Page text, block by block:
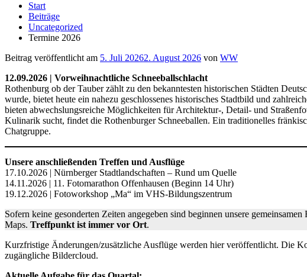
Start
Beiträge
Uncategorized
Termine 2026
Beitrag veröffentlicht am 5. Juli 20262. August 2026 von WW
12.09.2026 | Vorweihnachtliche Schneeballschlacht
Rothenburg ob der Tauber zählt zu den bekanntesten historischen Städten
wurde, bietet heute ein nahezu geschlossenes historisches Stadtbild und
bieten abwechslungsreiche Möglichkeiten für Architektur-, Detail- und
Kulinarik sucht, findet die Rothenburger Schneeballen. Ein traditionelles
Chatgruppe.
Unsere anschließenden Treffen und Ausflüge
17.10.2026 | Nürnberger Stadtlandschaften – Rund um Quelle
14.11.2026 | 11. Fotomarathon Offenhausen (Beginn 14 Uhr)
19.12.2026 | Fotoworkshop „Ma“ im VHS-Bildungszentrum
Sofern keine gesonderten Zeiten angegeben sind beginnen unsere
Maps. Treffpunkt ist immer vor Ort.
Kurzfristige Änderungen/zusätzliche Ausflüge werden hier veröffentlicht. Die
zugängliche Bildercloud.